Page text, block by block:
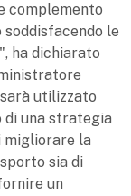
complemento
le
ha dichiarato
utilizzato
di una strategia
migliorare la
sia di
un